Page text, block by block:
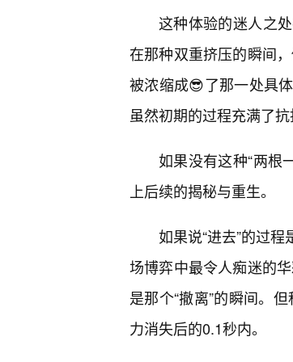
这种体验的迷人之
在那种双重挤压的瞬间
被浓缩成😎了那一处具
虽然初期的过程充满了
如果没有这种“两根
上后续的揭秘与重生。
如果说“进去”的过
场博弈中最令人痴迷的
是那个“撤离”的瞬间。
力消失后的0.1秒内。